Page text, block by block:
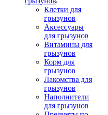
Клетки для
грызунов
Аксессуары
для грызунов
Витамины для
грызунов
Корм для
грызунов
Лакомства для
грызунов
Наполнители
для грызунов